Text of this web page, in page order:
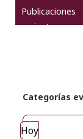
Publicaciones
recientes
Virreinato
Categorías
Hoy